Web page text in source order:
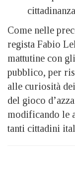
Come nelle
regista Fabio
mattutine con
pubblico, per
alle curiosità
del gioco
modificando le
tanti cittadini